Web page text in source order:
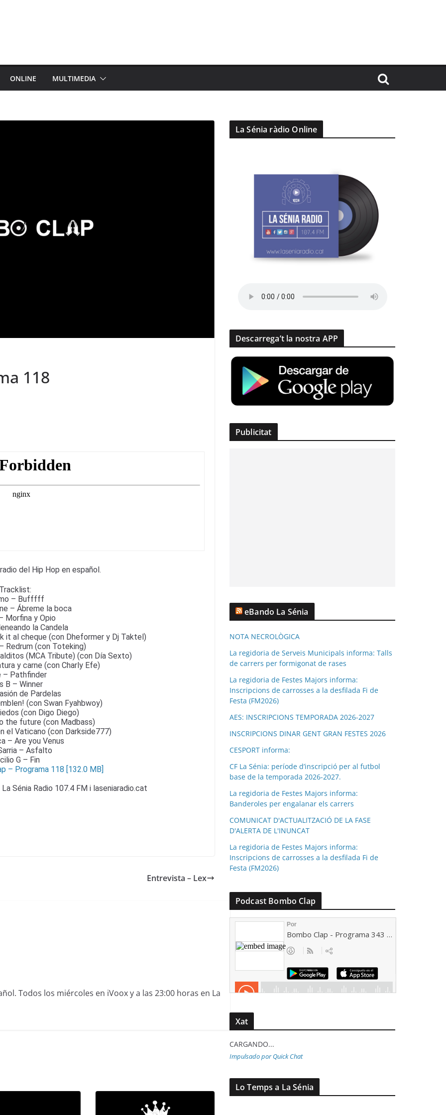
ONLINE MULTIMEDIA
118
del Hip Hop en español.
Tracklist:
– Bufffff
– Ábreme la boca
Morfina y Opio
la Candela
it al cheque (con Dheformer y Dj Taktel)
Redrum (con Toteking)
(MCA Tribute) (con Día Sexto)
y carne (con Charly Efe)
– Pathfinder
B – Winner
de Pardelas
(con Swan Fyahbwoy)
(con Digo Diego)
the future (con Madbass)
el Vaticano (con Darkside777)
– Are you Venus
– Asfalto
G – Fin
– Programa 118 [132.0 MB]
Sénia Radio 107.4 FM i laseniaradio.cat
Entrevista – Lex
Todos los miércoles en iVoox y a las 23:00 horas en La
La Sénia ràdio Online
Descarrega’t la nostra APP
Publicitat
eBando La Sénia
NOTA NECROLÒGICA
La regidoria de Serveis Municipals informa: Talls
de carrers per formigonat de rases
La regidoria de Festes Majors informa:
Inscripcions de carrosses a la desfilada Fi de
Festa (FM2026)
AES: INSCRIPCIONS TEMPORADA 2026-2027
INSCRIPCIONS DINAR GENT GRAN FESTES 2026
CESPORT informa:
CF La Sénia: període d’inscripció per al futbol
base de la temporada 2026-2027.
La regidoria de Festes Majors informa:
Banderoles per engalanar els carrers
COMUNICAT D'ACTUALITZACIÓ DE LA FASE
D'ALERTA DE L'INUNCAT
La regidoria de Festes Majors informa:
Inscripcions de carrosses a la desfilada Fi de
Festa (FM2026)
Podcast Bombo Clap
Xat
CARGANDO...
Impulsado por Quick Chat
Lo Temps a La Sénia